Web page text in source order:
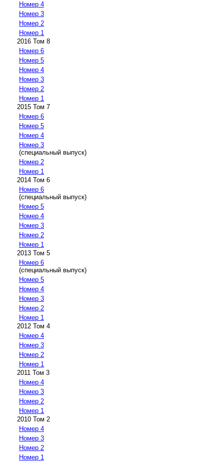
Номер 4
Номер 3
Номер 2
Номер 1
2016 Том 8
Номер 6
Номер 5
Номер 4
Номер 3
Номер 2
Номер 1
2015 Том 7
Номер 6
Номер 5
Номер 4
Номер 3
(специальный выпуск)
Номер 2
Номер 1
2014 Том 6
Номер 6
(специальный выпуск)
Номер 5
Номер 4
Номер 3
Номер 2
Номер 1
2013 Том 5
Номер 6
(специальный выпуск)
Номер 5
Номер 4
Номер 3
Номер 2
Номер 1
2012 Том 4
Номер 4
Номер 3
Номер 2
Номер 1
2011 Том 3
Номер 4
Номер 3
Номер 2
Номер 1
2010 Том 2
Номер 4
Номер 3
Номер 2
Номер 1